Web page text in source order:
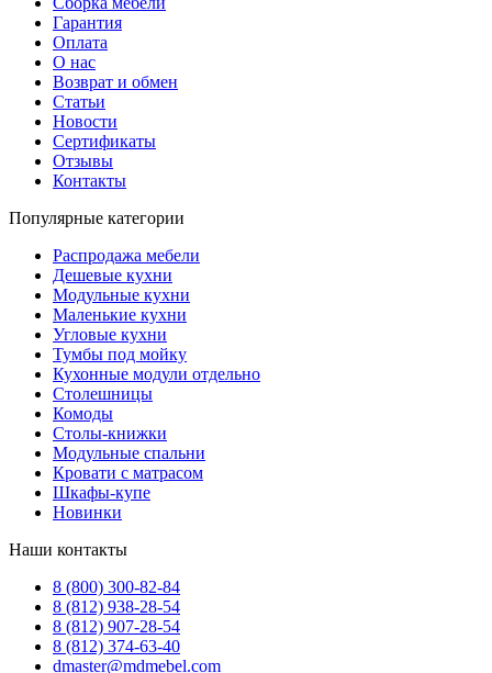
Гарантия
Оплата
О нас
Возврат и обмен
Статьи
Новости
Сертификаты
Отзывы
Контакты
Популярные категории
Распродажа мебели
Дешевые кухни
Модульные кухни
Маленькие кухни
Угловые кухни
Тумбы под мойку
Кухонные модули отдельно
Столешницы
Комоды
Столы-книжки
Модульные спальни
Кровати с матрасом
Шкафы-купе
Новинки
Наши контакты
8 (800) 300-82-84
8 (812) 938-28-54
8 (812) 907-28-54
8 (812) 374-63-40
dmaster@mdmebel.com